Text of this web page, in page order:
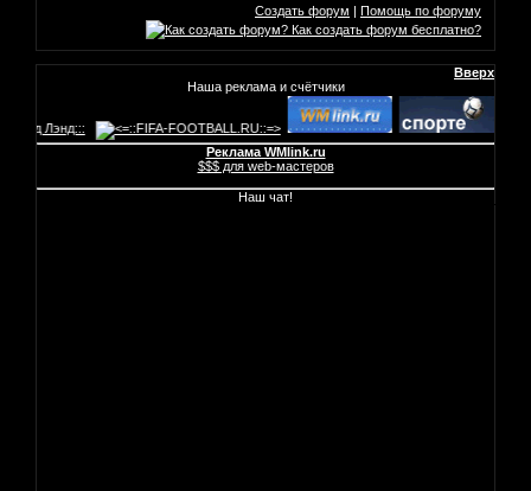
Создать форум | Помощь по форуму
Вверх
Наша реклама и счётчики
Реклама WMlink.ru
$$$ для web-мастеров
Наш чат!